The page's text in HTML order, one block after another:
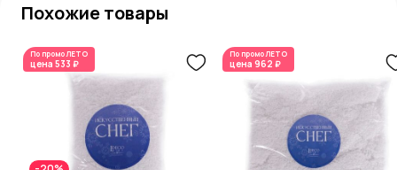
Похожие товары
По промоЛЕТО
цена 533 ₽
По промоЛЕТО
цена 962 ₽